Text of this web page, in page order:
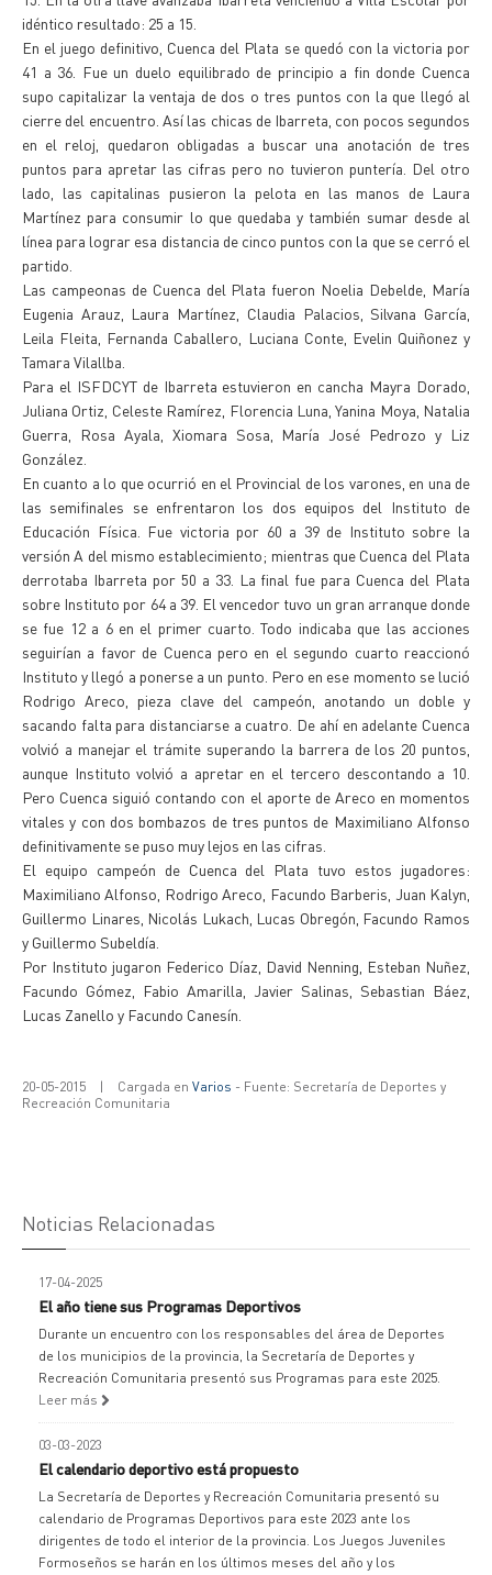
idéntico resultado: 25 a 15.
En el juego definitivo, Cuenca del Plata se quedó con la victoria por
41 a 36. Fue un duelo equilibrado de principio a fin donde Cuenca
supo capitalizar la ventaja de dos o tres puntos con la que llegó al
cierre del encuentro. Así las chicas de Ibarreta, con pocos segundos
en el reloj, quedaron obligadas a buscar una anotación de tres
puntos para apretar las cifras pero no tuvieron puntería. Del otro
lado, las capitalinas pusieron la pelota en las manos de Laura
Martínez para consumir lo que quedaba y también sumar desde al
línea para lograr esa distancia de cinco puntos con la que se cerró el
partido.
Las campeonas de Cuenca del Plata fueron Noelia Debelde, María
Eugenia Arauz, Laura Martínez, Claudia Palacios, Silvana García,
Leila Fleita, Fernanda Caballero, Luciana Conte, Evelin Quiñonez y
Tamara Vilallba.
Para el ISFDCYT de Ibarreta estuvieron en cancha Mayra Dorado,
Juliana Ortiz, Celeste Ramírez, Florencia Luna, Yanina Moya, Natalia
Guerra, Rosa Ayala, Xiomara Sosa, María José Pedrozo y Liz
González.
En cuanto a lo que ocurrió en el Provincial de los varones, en una de
las semifinales se enfrentaron los dos equipos del Instituto de
Educación Física. Fue victoria por 60 a 39 de Instituto sobre la
versión A del mismo establecimiento; mientras que Cuenca del Plata
derrotaba Ibarreta por 50 a 33. La final fue para Cuenca del Plata
sobre Instituto por 64 a 39. El vencedor tuvo un gran arranque donde
se fue 12 a 6 en el primer cuarto. Todo indicaba que las acciones
seguirían a favor de Cuenca pero en el segundo cuarto reaccionó
Instituto y llegó a ponerse a un punto. Pero en ese momento se lució
Rodrigo Areco, pieza clave del campeón, anotando un doble y
sacando falta para distanciarse a cuatro. De ahí en adelante Cuenca
volvió a manejar el trámite superando la barrera de los 20 puntos,
aunque Instituto volvió a apretar en el tercero descontando a 10.
Pero Cuenca siguió contando con el aporte de Areco en momentos
vitales y con dos bombazos de tres puntos de Maximiliano Alfonso
definitivamente se puso muy lejos en las cifras.
El equipo campeón de Cuenca del Plata tuvo estos jugadores:
Maximiliano Alfonso, Rodrigo Areco, Facundo Barberis, Juan Kalyn,
Guillermo Linares, Nicolás Lukach, Lucas Obregón, Facundo Ramos
y Guillermo Subeldía.
Por Instituto jugaron Federico Díaz, David Nenning, Esteban Nuñez,
Facundo Gómez, Fabio Amarilla, Javier Salinas, Sebastian Báez,
Lucas Zanello y Facundo Canesín.
20-05-2015 | Cargada en Varios - Fuente: Secretaría de Deportes y
Recreación Comunitaria
Noticias Relacionadas
17-04-2025
El año tiene sus Programas Deportivos
Durante un encuentro con los responsables del área de Deportes
de los municipios de la provincia, la Secretaría de Deportes y
Recreación Comunitaria presentó sus Programas para este 2025.
Leer más
03-03-2023
El calendario deportivo está propuesto
La Secretaría de Deportes y Recreación Comunitaria presentó su
calendario de Programas Deportivos para este 2023 ante los
dirigentes de todo el interior de la provincia. Los Juegos Juveniles
Formoseños se harán en los últimos meses del año y los